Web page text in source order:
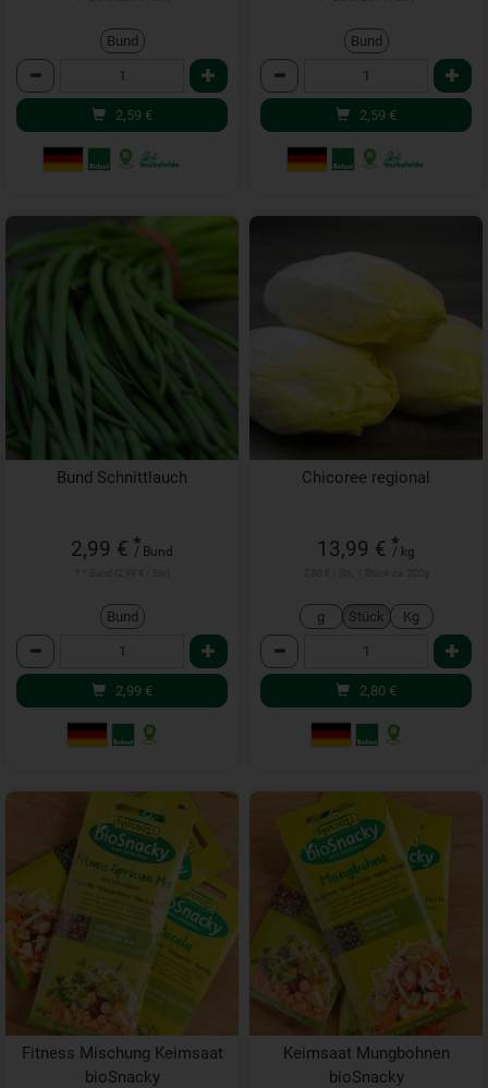
Bund
Anzahl
2,59 €
Bund
Anzahl
2,59 €
Bund Schnittlauch
2,99 € *
/ Bund
Bund
Anzahl
2,99 €
Chicoree regional
13,99 € *
/ kg
g Stück Kg
Anzahl
2,80 €
Fitness Mischung Keimsaat
bioSnacky
Keimsaat Mungbohnen
bioSnacky